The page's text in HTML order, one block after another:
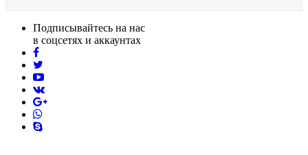
Подписывайтесь на нас
в соцсетях и аккаунтах
facebook
youtube
vk
skype